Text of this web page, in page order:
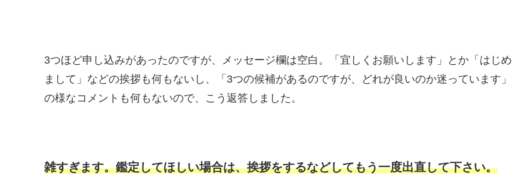
3つほど申し込みがあったのですが、メッセージ欄は空白。「宜しくお願いします」とか「はじめ
まして」などの挨拶も何もないし、「3つの候補があるのですが、どれが良いのか迷っています」
の様なコメントも何もないので、こう返答しました。
雑すぎます。鑑定してほしい場合は、挨拶をするなどしてもう一度出直して下さい。